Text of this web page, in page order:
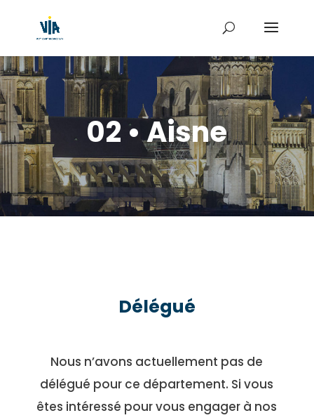
02 • Aisne
Délégué
Nous n’avons actuellement pas de
délégué pour ce département. Si vous
êtes intéressé pour vous engager à nos